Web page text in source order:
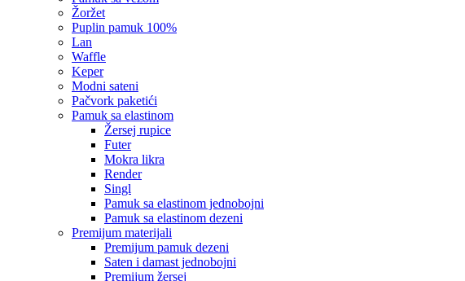
žoržet
puplin pamuk 100%
lan
waffle
keper
modni sateni
pačvork paketići
pamuk sa elastinom
žersej rupice
futer
mokra likra
render
singl
pamuk sa elastinom jednobojni
pamuk sa elastinom dezeni
premijum materijali
premijum pamuk dezeni
saten i damast jednobojni
premijum žersej